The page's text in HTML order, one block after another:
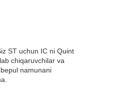
ST uchun IC ni Quint
chiqaruvchilar va
namunani